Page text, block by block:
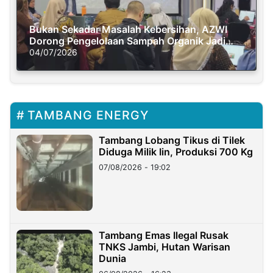
Bukan Sekadar Masalah Kebersihan, AZWI
Dorong Pengelolaan Sampah Organik Jadi
Solusi Krisis Iklim
04/07/2026
TAMBANG ENERGY
Tambang Lobang Tikus di Tilek
Diduga Milik Iin, Produksi 700 Kg
07/08/2026 - 19:02
Tambang Emas Ilegal Rusak
TNKS Jambi, Hutan Warisan
Dunia